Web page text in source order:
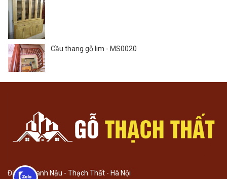
Cầu thang gỗ lim - MS0020
Địa chỉ: Canh Nậu - Thạch Thất - Hà Nội